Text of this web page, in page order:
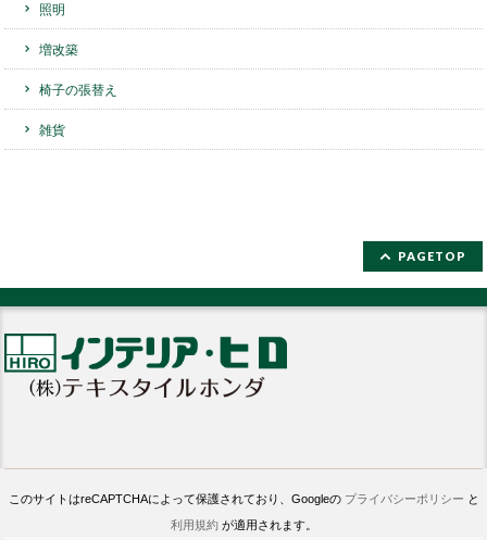
照明
増改築
椅子の張替え
雑貨
PAGETOP
このサイトはreCAPTCHAによって保護されており、Googleの プライバシーポリシー と
利用規約が適用されます。